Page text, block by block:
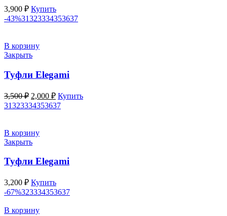
3,900 ₽ Купить
-43%31323334353637
В корзину
Закрыть
Туфли Elegami
3,500₽ Первоначальная
цена
составляла
2,000 ₽Текущая
цена:
Купить
31323334353637
В корзину
Закрыть
Туфли Elegami
3,200 ₽ Купить
-67%323334353637
В корзину